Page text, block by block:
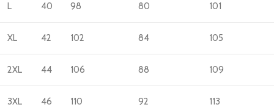
L 40 98 80 101
XL 42 102 84 105
2XL 44 106 88 109
3XL 46 110 92 113